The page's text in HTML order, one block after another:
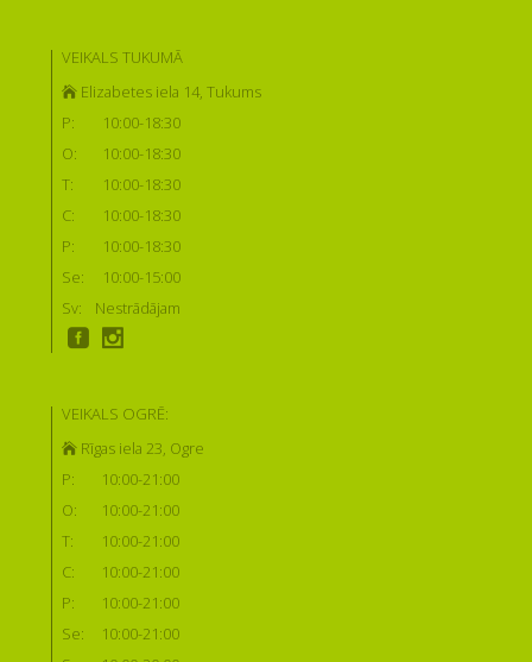
VEIKALS TUKUMĀ
Elizabetes iela 14, Tukums
P:
10:00-18:30
O:
10:00-18:30
T:
10:00-18:30
C:
10:00-18:30
P:
10:00-18:30
Se:
10:00-15:00
Sv:
Nestrādājam
VEIKALS OGRĒ:
Rīgas iela 23, Ogre
P:
10:00-21:00
O:
10:00-21:00
T:
10:00-21:00
C:
10:00-21:00
P:
10:00-21:00
Se:
10:00-21:00